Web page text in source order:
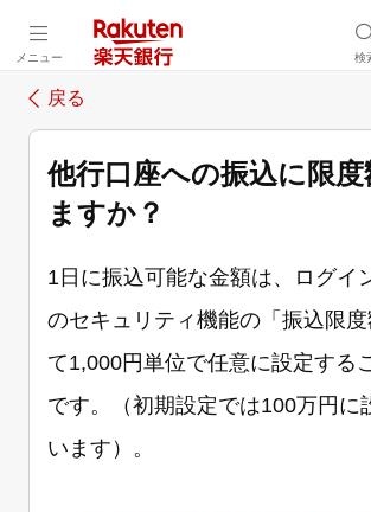
メニュー 検
戻る
他行口座への振込に限度
ますか？
1日に振込可能な金額は、ログイ
のセキュリティ機能の「振込限
て1,000円単位で任意に設定する
です。（初期設定では100万円に
います）。